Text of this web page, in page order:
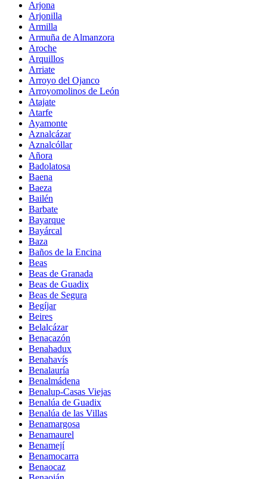
Arjona
Arjonilla
Armilla
Armuña de Almanzora
Aroche
Arquillos
Arriate
Arroyo del Ojanco
Arroyomolinos de León
Atajate
Atarfe
Ayamonte
Aznalcázar
Aznalcóllar
Añora
Badolatosa
Baena
Baeza
Bailén
Barbate
Bayarque
Bayárcal
Baza
Baños de la Encina
Beas
Beas de Granada
Beas de Guadix
Beas de Segura
Begíjar
Beires
Belalcázar
Benacazón
Benahadux
Benahavís
Benalauría
Benalmádena
Benalup-Casas Viejas
Benalúa de Guadix
Benalúa de las Villas
Benamargosa
Benamaurel
Benamejí
Benamocarra
Benaocaz